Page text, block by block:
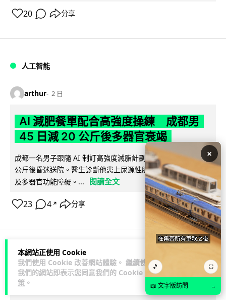
本網站正使用 Cookie
我們使用 Cookie 改善網站體驗。 繼續使用
我們的網站即表示您同意我們的 Cookie 政
策 。
20 分享
人工智能
arthur 2 日
AI 減肥餐單配合高強度操練 成都男
45 日減 20 公斤後多器官衰竭
成都一名男子跟隨 AI 制訂高強度減脂計劃，45 日內減去約 20
公斤後昏迷送院。醫生診斷他患上尿源性膿毒症、膿毒性休克
及多器官功能障礙。...
閱讀全文
23 4 ↗ 分享
3C科技 家居無線 影音產品
Vin
×
🎵 ⛶
📖 文字版訪問 →